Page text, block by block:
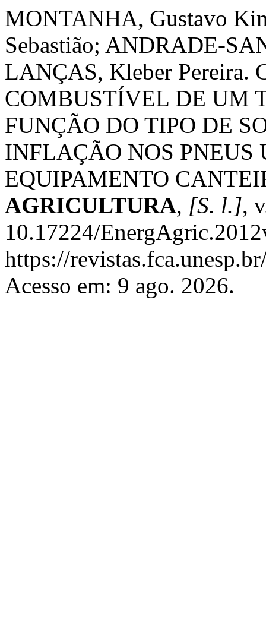
MONTANHA, Gustavo
Sebastião; ANDRADE-
LANÇAS, Kleber Pereira.
COMBUSTÍVEL DE UM
FUNÇÃO DO TIPO DE
INFLAÇÃO NOS
EQUIPAMENTO
AGRICULTURA, [S. l.],
10.17224/
https://
Acesso em: 9 ago. 2026.